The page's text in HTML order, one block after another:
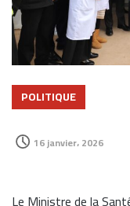
POLITIQUE
16 janvier، 2026
Le Ministre de la